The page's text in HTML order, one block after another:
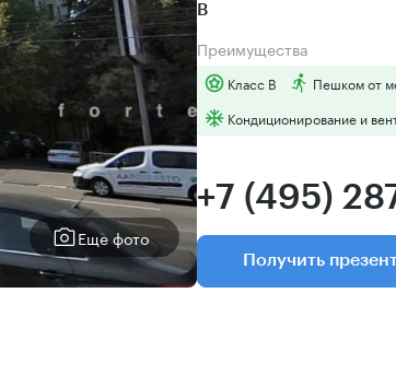
Еще фото
B
Преимущества
Класс B
Пешком от
Кондиционирование и
+7 (495)
Получить